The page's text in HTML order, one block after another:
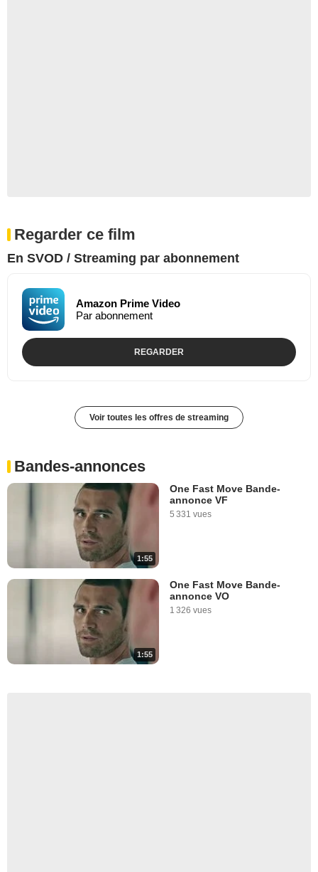
Regarder ce film
En SVOD / Streaming par abonnement
Amazon Prime Video
Par abonnement
REGARDER
Voir toutes les offres de streaming
Bandes-annonces
1:55
One Fast Move Bande-
annonce VF
5 331 vues
1:55
One Fast Move Bande-
annonce VO
1 326 vues